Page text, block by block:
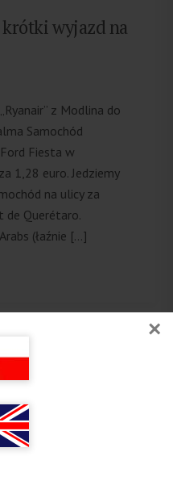
×
wyjazd na
z Modlina do
Samochód
Fiesta w
1,28 euro. Jedziemy
na ulicy za
de Querétaro.
(łaźnie […]